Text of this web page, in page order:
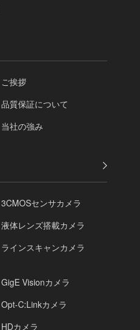
ご挨拶
品質保証について
当社の強み
3CMOSセンサカメラ
液体レンズ搭載カメラ
ラインスキャンカメラ
GigE Visionカメラ
Opt-C:Linkカメラ
HDカメラ